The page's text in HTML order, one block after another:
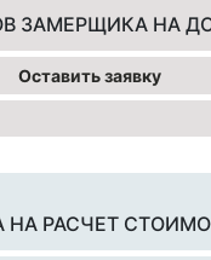
ЗАМЕРЩИКА НА
Оставить заявку
НА РАСЧЕТ